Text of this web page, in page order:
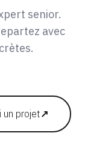
senior.
avec
un projet↗